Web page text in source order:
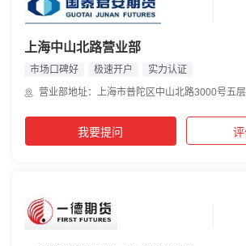
上海中山北路营业部
市场口碑好 极速开户
实力认证
营业部地址：上海市普陀区中山北路3000号五
我要提问